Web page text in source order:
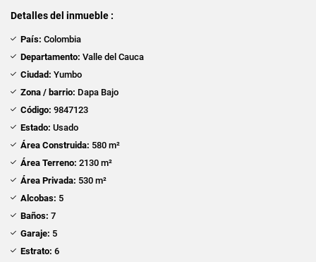
Detalles del inmueble :
País: Colombia
Departamento: Valle del Cauca
Ciudad: Yumbo
Zona / barrio: Dapa Bajo
Código: 9847123
Estado: Usado
Área Construida: 580 m²
Área Terreno: 2130 m²
Área Privada: 530 m²
Alcobas: 5
Baños: 7
Garaje: 5
Estrato: 6